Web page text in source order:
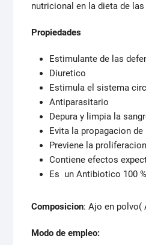
nutricional en la dieta de
Propiedades
Estimulante de las
Diuretico
Estimula el sistema
Antiparasitario
Depura y limpia la
Evita la propagacion de
Previene la
Contiene efectos
Es un Antibiotico 100
Composicion: Ajo en polvo(
Modo de empleo: